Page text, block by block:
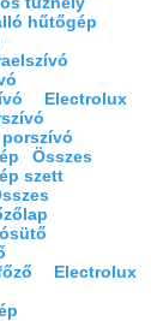
hűtőgép
Electrolux
Összes
szett
Electrolux